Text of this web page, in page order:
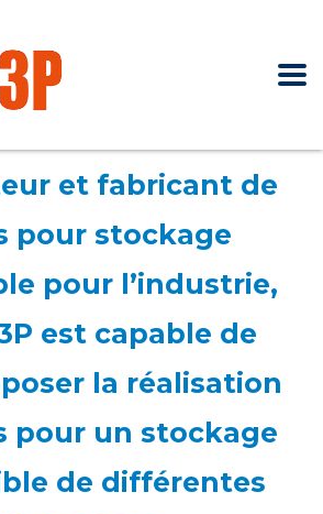
et fabricant de
pour stockage
pour l’industrie,
est capable de
la réalisation
pour un stockage
de différentes